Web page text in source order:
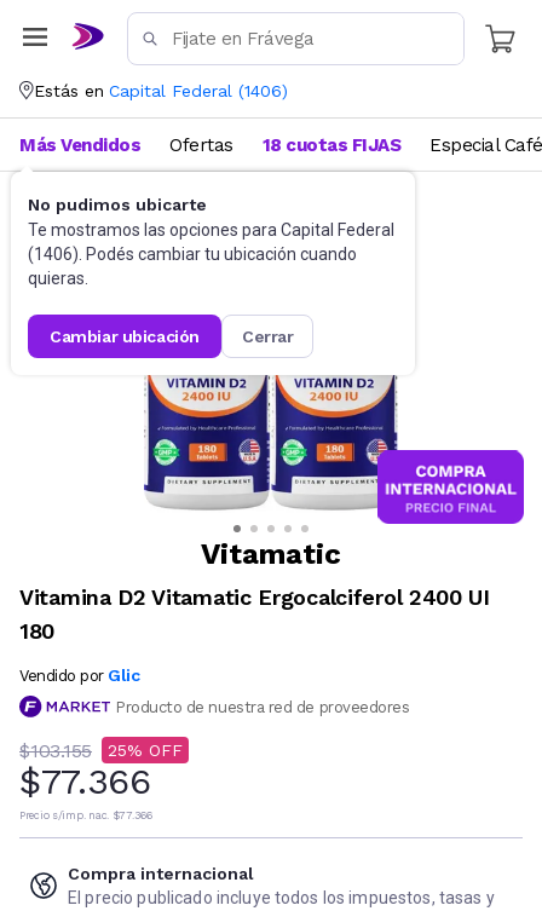
Estás en Capital Federal (1406)
No pudimos ubicarte
Te mostramos las opciones para Capital Federal
(1406). Podés cambiar tu ubicación cuando
quieras.
cambiar ubicación cerrar
Más Vendidos Ofertas 18 cuotas FIJAS Especial Café
Suplementos Suplementos deportivos
Vitamatic
Vitamina D2 Vitamatic Ergocalciferol 2400 UI
180
Vendido por Glic
Producto de nuestra red de proveedores
$103.155 25
$77.366
Precio s/imp. nac. $77.366
Compra internacional
El precio publicado incluye todos los impuestos, tasas y